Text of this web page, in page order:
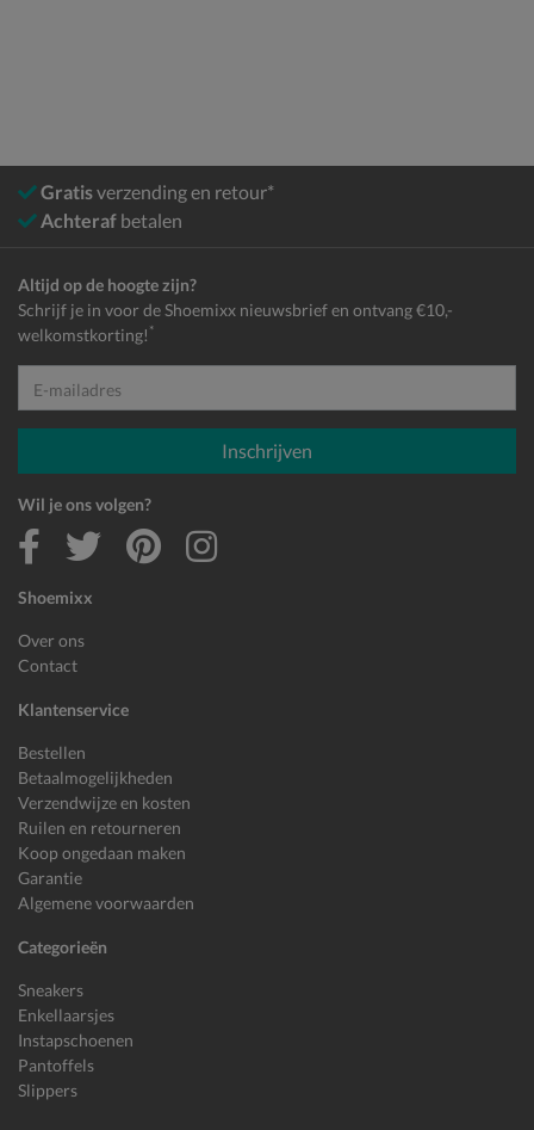
Gratisverzending en retour*
Achteraf betalen
Shoemixx
Over ons
Contact
Klantenservice
Bestellen
Betaalmogelijkheden
Verzendwijze en kosten
Ruilen en retourneren
Koop ongedaan maken
Garantie
Algemene voorwaarden
Categorieën
Sneakers
Enkellaarsjes
Instapschoenen
Pantoffels
Slippers
Altijd op de hoogte zijn?
Schrijf je in voor de Shoemixx nieuwsbrief en ontvang €10,-
welkomstkorting! *
E-mailadres
Inschrijven
Wil je ons volgen?